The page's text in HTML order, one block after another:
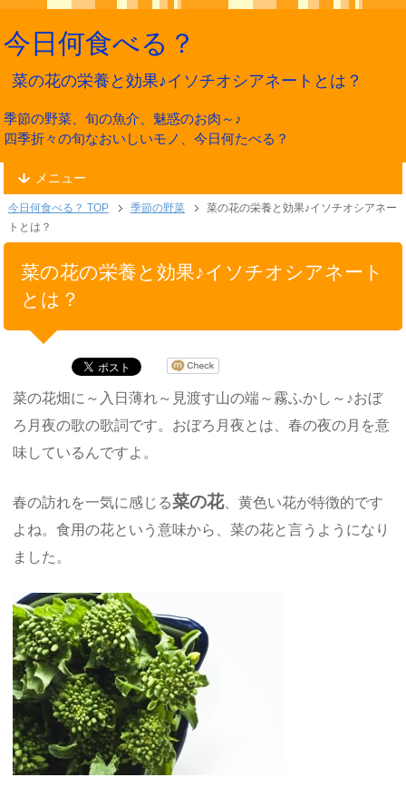
今日何食べる？
菜の花の栄養と効果♪イソチオシアネートとは？
季節の野菜、旬の魚介、魅惑のお肉～♪
四季折々の旬なおいしいモノ、今日何たべる？
メニュー
今日何食べる？ TOP 季節の野菜
菜の花の栄養と効果♪イソチオシアネー
トとは？
菜の花の栄養と効果♪イソチオシアネート
とは？
菜の花畑に～入日薄れ～見渡す山の端～霧ふかし～♪おぼ
ろ月夜の歌の歌詞です。おぼろ月夜とは、春の夜の月を意
味しているんですよ。
春の訪れを一気に感じる菜の花、黄色い花が特徴的です
よね。食用の花という意味から、菜の花と言うようになり
ました。